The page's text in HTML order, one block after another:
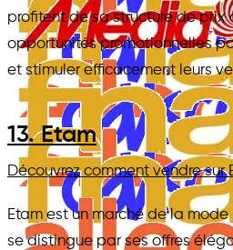
profitent de sa structure de
opportunités promotionnelles
et stimuler efficacement leurs
13. Etam
Découvrez comment vendre
Etam est un marché de la mode
se distingue par ses offres